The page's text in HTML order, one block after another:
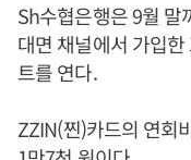
Sh수협은행은 9월 말
대면 채널에서 가입
트를 연다.
ZZIN(찐)카드의 연회